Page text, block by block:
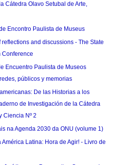
Cátedra Olavo Setubal de Arte,
Encontro Paulista de Museus
and discussions - The State
Conference
Encuentro Paulista de Museos
públicos y memorias
De las Historias a los
de Investigación de la Cátedra
Ciencia Nº 2
na Agenda 2030 da ONU (volume 1)
Latina: Hora de Agir! - Livro de